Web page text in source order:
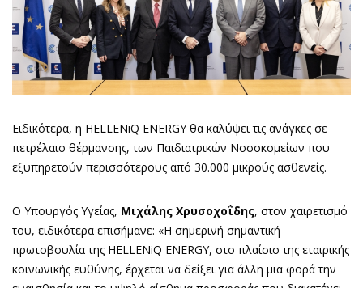
Ειδικότερα, η HELLENiQ ENERGY θα καλύψει τις ανάγκες σε
πετρέλαιο θέρμανσης, των Παιδιατρικών Νοσοκομείων που
εξυπηρετούν περισσότερους από 30.000 μικρούς ασθενείς.
Ο Υπουργός Υγείας, Μιχάλης Χρυσοχοΐδης, στον χαιρετισμό
του, ειδικότερα επισήμανε: «Η σημερινή σημαντική
πρωτοβουλία της ΗELLENiQ ENERGY, στο πλαίσιο της εταιρικής
κοινωνικής ευθύνης, έρχεται να δείξει για άλλη μια φορά την